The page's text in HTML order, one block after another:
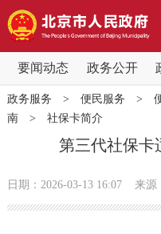
要闻动态 政务公开
要闻动态
党中央精神
北京要闻
各区热点
政务服务 > 便民服务 >
南> 社保卡简介
第三代社保卡
日期：2026-03-13 16:07 来源